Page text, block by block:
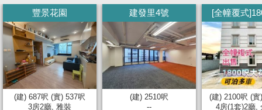
豐景花園
(建) 687呎 (實) 537呎
3房2廳, 雅裝
建發里4號
(建) 2510呎
--
[全幢覆式
(建) 2100呎 (實
4房(1套)2廳,